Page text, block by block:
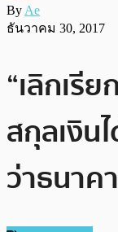
By Ae
ธันวาคม 30, 2017
“เลิกเรี
สกุลเงิน
ว่าธนาค